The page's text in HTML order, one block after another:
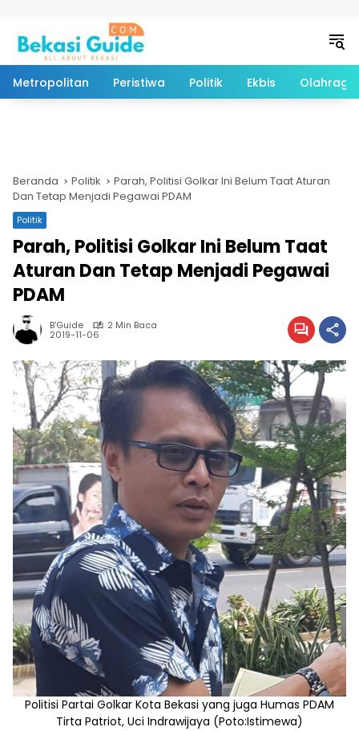
Metropolitan Peristiwa Politik Ekbis Olahraga
Beranda Politik
Parah, Politisi Golkar Ini Belum Taat Aturan
Dan Tetap Menjadi Pegawai PDAM
Politik
Parah, Politisi Golkar Ini Belum Taat
Aturan Dan Tetap Menjadi Pegawai
PDAM
B'Guide 2 Min Baca
2019-11-06
Politisi Partai Golkar Kota Bekasi yang juga Humas PDAM
Tirta Patriot, Uci Indrawijaya (Poto:Istimewa)